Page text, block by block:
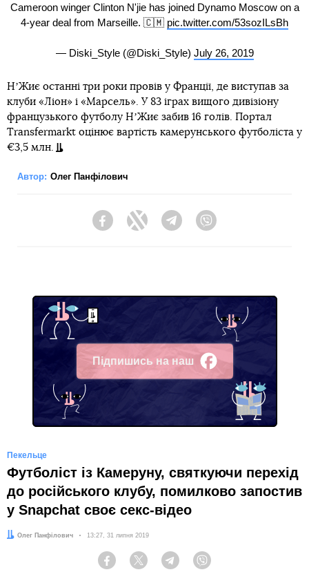
Cameroon winger Clinton N'jie has joined Dynamo Moscow on a
4-year deal from Marseille. 🇨🇲 pic.twitter.com/53sozILsBh
— Diski_Style (@Diski_Style) July 26, 2019
НʼЖиє останні три роки провів у Франції, де виступав за
клуби «Ліон» і «Марсель». У 83 іграх вищого дивізіону
французького футболу НʼЖиє забив 16 голів. Портал
Transfermarkt оцінює вартість камерунського футболіста у
€3,5 млн.
Автор: Олег Панфілович
FacebookTwitter Telegram
Підпишись на наш
Facebook
Пекельце
Футболіст із Камеруну, святкуючи перехід
до російського клубу, помилково запостив
у Snapchat своє секс-відео
Автор:
Олег Панфілович Дата:
13:27, 31 липня 2019
Facebook Twitter Telegram